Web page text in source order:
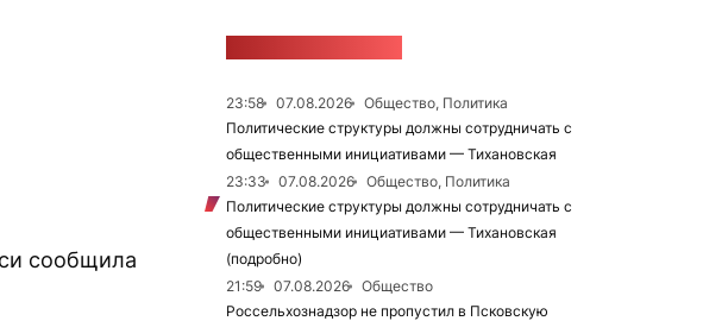
сообщила
23:58 07.08.2026
Общество, Политика
Политические структуры должны сотрудничать с
общественными инициативами — Тихановская
23:33
07.08.2026
Общество, Политика
Политические структуры должны сотрудничать с
общественными инициативами — Тихановская
(подробно)
21:59
07.08.2026
Общество
Россельхознадзор не пропустил в Псковскую